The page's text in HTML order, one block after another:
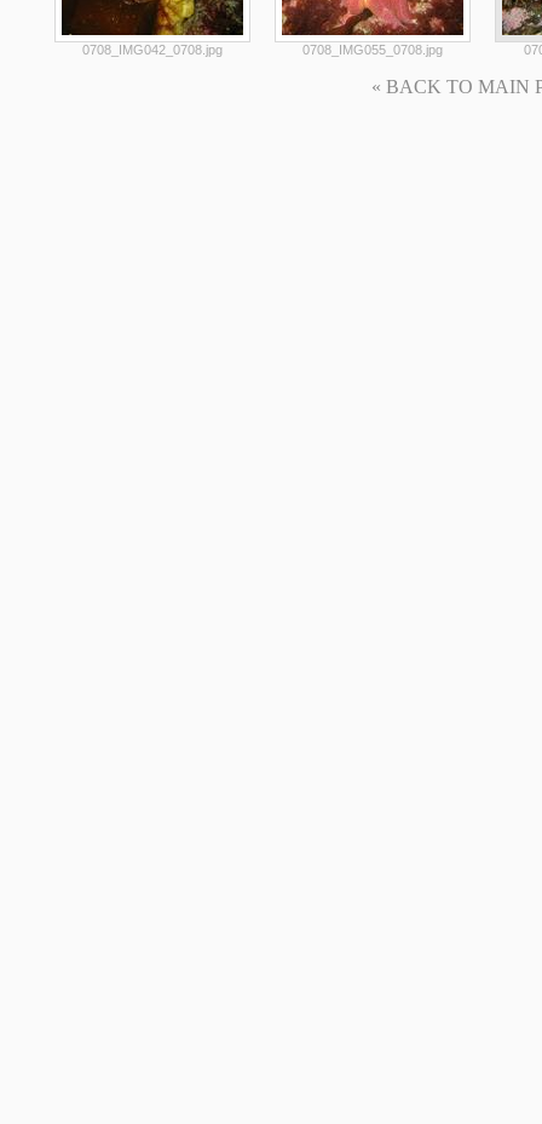
0708_IMG042_0708.jpg 0708_IMG055_0708.jpg
« BACK TO MAIN